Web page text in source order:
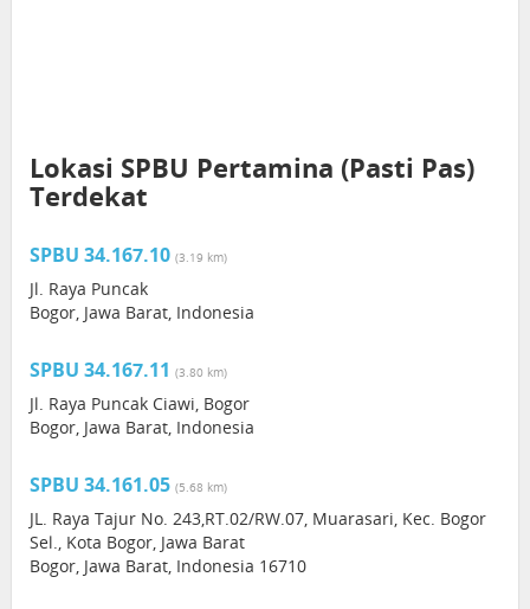
Lokasi SPBU Pertamina (Pasti Pas)
Terdekat
SPBU 34.167.10 (3.19 km)
Jl. Raya Puncak
Bogor, Jawa Barat, Indonesia
SPBU 34.167.11 (3.80 km)
Jl. Raya Puncak Ciawi, Bogor
Bogor, Jawa Barat, Indonesia
SPBU 34.161.05 (5.68 km)
JL. Raya Tajur No. 243,RT.02/RW.07, Muarasari, Kec. Bogor
Sel., Kota Bogor, Jawa Barat
Bogor, Jawa Barat, Indonesia 16710